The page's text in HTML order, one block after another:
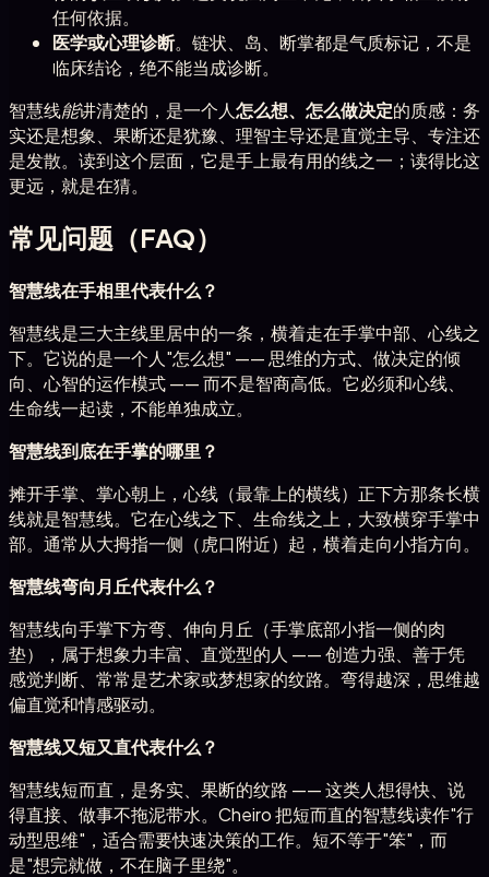
任何依据。
医学或心理诊断。链状、岛、断掌都是气质标记，不是
临床结论，绝不能当成诊断。
智慧线能讲清楚的，是一个人怎么想、怎么做决定的质感：务
实还是想象、果断还是犹豫、理智主导还是直觉主导、专注还
是发散。读到这个层面，它是手上最有用的线之一；读得比这
更远，就是在猜。
常见问题（FAQ）
智慧线在手相里代表什么？
智慧线是三大主线里居中的一条，横着走在手掌中部、心线之
下。它说的是一个人"怎么想" —— 思维的方式、做决定的倾
向、心智的运作模式 —— 而不是智商高低。它必须和心线、
生命线一起读，不能单独成立。
智慧线到底在手掌的哪里？
摊开手掌、掌心朝上，心线（最靠上的横线）正下方那条长横
线就是智慧线。它在心线之下、生命线之上，大致横穿手掌中
部。通常从大拇指一侧（虎口附近）起，横着走向小指方向。
智慧线弯向月丘代表什么？
智慧线向手掌下方弯、伸向月丘（手掌底部小指一侧的肉
垫），属于想象力丰富、直觉型的人 —— 创造力强、善于凭
感觉判断、常常是艺术家或梦想家的纹路。弯得越深，思维越
偏直觉和情感驱动。
智慧线又短又直代表什么？
智慧线短而直，是务实、果断的纹路 —— 这类人想得快、说
得直接、做事不拖泥带水。Cheiro 把短而直的智慧线读作"行
动型思维"，适合需要快速决策的工作。短不等于"笨"，而
是"想完就做，不在脑子里绕"。